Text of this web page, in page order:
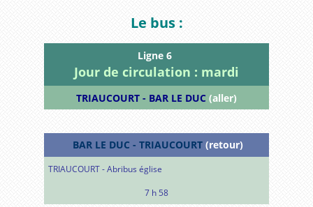
Le bus :
Ligne 6
Jour de circulation : mardi
TRIAUCOURT - BAR LE DUC (aller)
BAR LE DUC - TRIAUCOURT (retour)
TRIAUCOURT - Abribus église
7 h 58